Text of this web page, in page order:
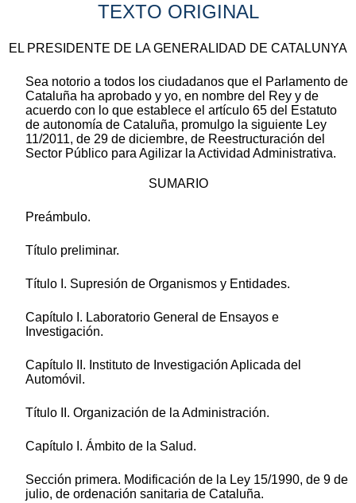
TEXTO ORIGINAL
EL PRESIDENTE DE LA GENERALIDAD DE CATALUNYA
Sea notorio a todos los ciudadanos que el Parlamento de
Cataluña ha aprobado y yo, en nombre del Rey y de
acuerdo con lo que establece el artículo 65 del Estatuto
de autonomía de Cataluña, promulgo la siguiente Ley
11/2011, de 29 de diciembre, de Reestructuración del
Sector Público para Agilizar la Actividad Administrativa.
SUMARIO
Preámbulo.
Título preliminar.
Título I. Supresión de Organismos y Entidades.
Capítulo I. Laboratorio General de Ensayos e
Investigación.
Capítulo II. Instituto de Investigación Aplicada del
Automóvil.
Título II. Organización de la Administración.
Capítulo I. Ámbito de la Salud.
Sección primera. Modificación de la Ley 15/1990, de 9 de
julio, de ordenación sanitaria de Cataluña.